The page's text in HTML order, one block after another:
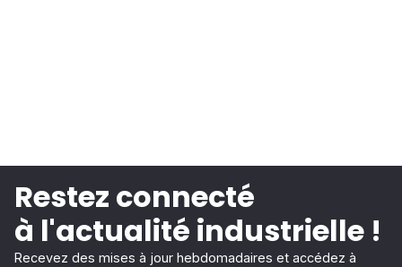
Restez connecté
à l'actualité industrielle !
Recevez des mises à jour hebdomadaires et accédez à